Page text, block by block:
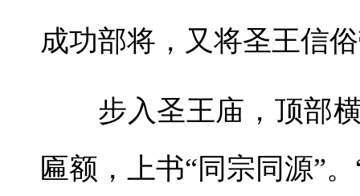
成功部将，又将圣王信
步入圣王庙，顶部
匾额，上书“同宗同源”